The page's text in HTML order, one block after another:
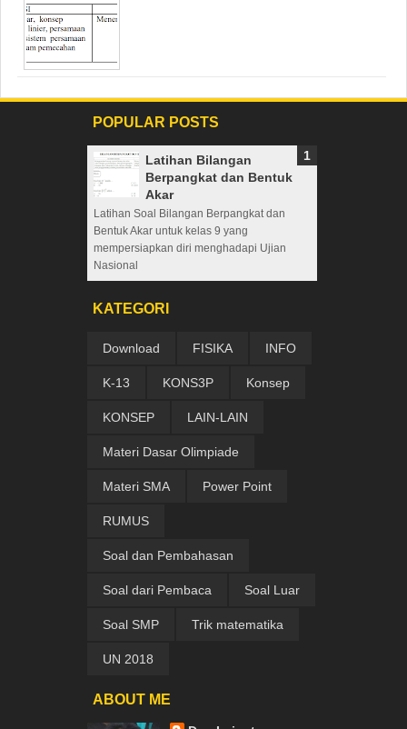
POPULAR POSTS
Latihan Bilangan
Berpangkat dan Bentuk
Akar
Latihan Soal Bilangan Berpangkat dan
Bentuk Akar untuk kelas 9 yang
mempersiapkan diri menghadapi Ujian
Nasional
KATEGORI
Download FISIKA INFO
K-13 KONS3P Konsep
KONSEP LAIN-LAIN
Materi Dasar Olimpiade
Materi SMA Power Point
RUMUS
Soal dan Pembahasan
Soal dari Pembaca Soal Luar
Soal SMP Trik matematika
UN 2018
ABOUT ME